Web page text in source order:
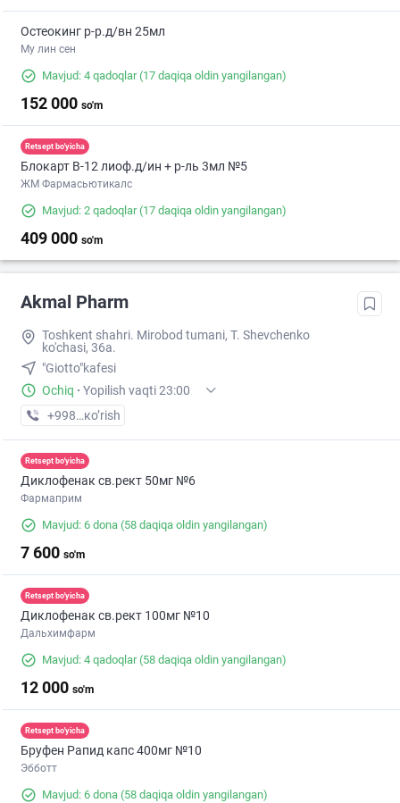
Остеокинг р-р.д/вн 25мл
Му лин сен
Mavjud: 4 qadoqlar(17 daqiqa oldin yangilangan)
152 000 so'm
Retsept bo'yicha
Блокарт В-12 лиоф.д/ин + р-ль 3мл №5
ЖМ Фармасьютикалс
Mavjud: 2 qadoqlar(17 daqiqa oldin yangilangan)
409 000 so'm
Akmal Pharm
Toshkent shahri. Mirobod tumani, T. Shevchenko
ko'chasi, 36a.
"Giotto"kafesi
Ochiq · Yopilish vaqti 23:00
+998 (99) XXX-XX-XX
кo’rish
Retsept bo'yicha
Диклофенак св.рект 50мг №6
Фармаприм
Mavjud: 6 dona (58 daqiqa oldin yangilangan)
7 600 so'm
Retsept bo'yicha
Диклофенак св.рект 100мг №10
Дальхимфарм
Mavjud: 4 qadoqlar(58 daqiqa oldin yangilangan)
12 000 so'm
Retsept bo'yicha
Бруфен Рапид капс 400мг №10
Эбботт
Mavjud: 6 dona (58 daqiqa oldin yangilangan)